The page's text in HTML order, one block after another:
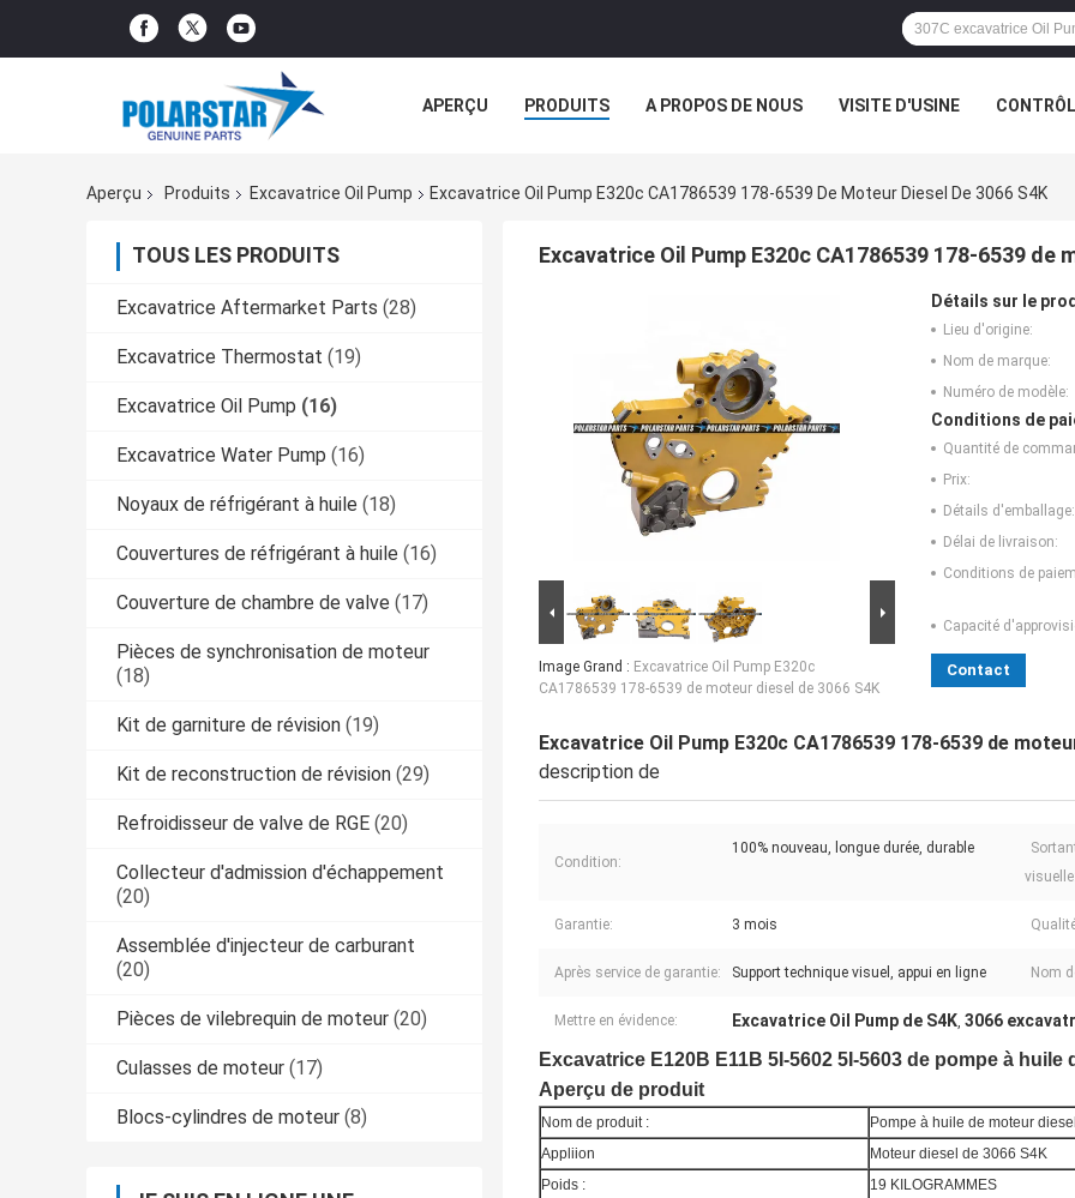
APERÇU PRODUITS A PROPOS DE NOUS VISITE D'USINE
Aperçu
Produits Excavatrice Oil Pump Excavatrice Oil Pump E320c CA1786539 178-6539 De Moteur Diesel De 3066 S4K
TOUS LES PRODUITS
Excavatrice Aftermarket Parts (28)
Excavatrice Thermostat (19)
Excavatrice Oil Pump (16)
Excavatrice Water Pump (16)
Noyaux de réfrigérant à huile (18)
Couvertures de réfrigérant à huile (16)
Couverture de chambre de valve (17)
Pièces de synchronisation de moteur
(18)
Kit de garniture de révision (19)
Kit de reconstruction de révision (29)
Refroidisseur de valve de RGE (20)
Collecteur d'admission d'échappement
(20)
Assemblée d'injecteur de carburant
(20)
Pièces de vilebrequin de moteur (20)
Culasses de moteur (17)
Blocs-cylindres de moteur (8)
Excavatrice Oil Pump E320c CA1786539 178-6539 de
Image Grand : Excavatrice Oil Pump E320c
CA1786539 178-6539 de moteur diesel de 3066 S4K
Détails sur le
Lieu d'origine:
Nom de marque:
Numéro de modèle:
Conditions de
Quantité de
Prix:
Détails d'emballage:
Délai de livraison:
Conditions de
Capacité
Contact
Excavatrice Oil Pump E320c CA1786539 178-6539 de
description de
Condition:
100% nouveau, longue durée, durable
Garantie: 3 mois
Après service de garantie: Support technique visuel, appui en ligne Nom
Mettre en évidence: Excavatrice Oil Pump de S4K, 3066
Excavatrice E120B E11B 5I-5602 5I-5603 de pompe à
Aperçu de produit
Nom de produit :
Pompe à huile de moteur
Appliion
Moteur diesel de 3066 S4K
Poids :
19 KILOGRAMMES